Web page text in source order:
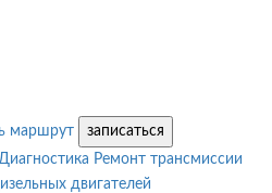
маршрут
записаться
Диагностика Ремонт трансмиссии
двигателей